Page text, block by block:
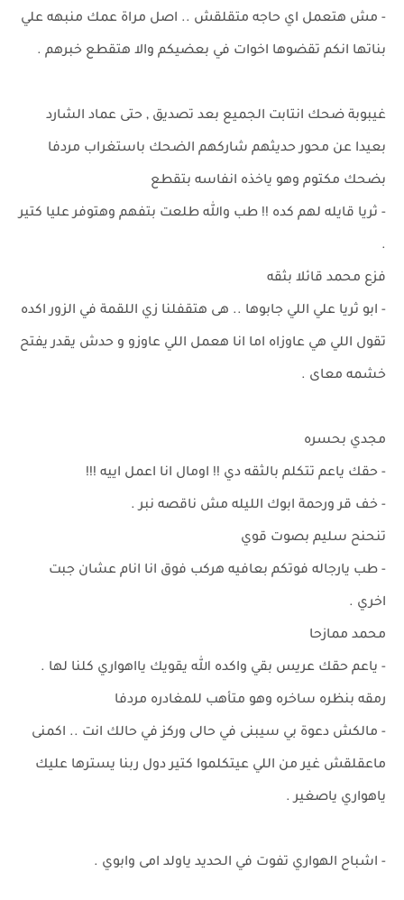
- مش هتعمل اي حاجه متقلقش .. اصل مراة عمك منبهه علي
بناتها انكم تقضوها اخوات في بعضيكم والا هتقطع خبرهم .
غيبوبة ضحك انتابت الجميع بعد تصديق , حتى عماد الشارد
بعيدا عن محور حديثهم شاركهم الضحك باستغراب مردفا
بضحك مكتوم وهو ياخذه انفاسه بتقطع
- ثريا قايله لهم كده !! طب والله طلعت بتفهم وهتوفر عليا كتير
.
فزع محمد قائلا بثقه
- ابو ثريا علي اللي جابوها .. هى هتقفلنا زي اللقمة في الزور اكده
تقول اللي هي عاوزاه اما انا هعمل اللي عاوزو و حدش يقدر يفتح
خشمه معاى .
مجدي بحسره
- حقك ياعم تتكلم بالثقه دي !! اومال انا اعمل اييه !!!
- خف قر ورحمة ابوك الليله مش ناقصه نبر .
تنحنح سليم بصوت قوي
- طب يارجاله فوتكم بعافيه هركب فوق انا انام عشان جبت
اخري .
محمد ممازحا
- ياعم حقك عريس بقي واكده الله يقويك يااهواري كلنا لها .
رمقه بنظره ساخره وهو متأهب للمغادره مردفا
- مالكش دعوة بي سيبنى في حالى وركز في حالك انت .. اكمنى
ماعقلقش غير من اللي عيتكلموا كتير دول ربنا يسترها عليك
ياهواري ياصغير .
- اشباح الهواري تفوت في الحديد ياولد امى وابوي .